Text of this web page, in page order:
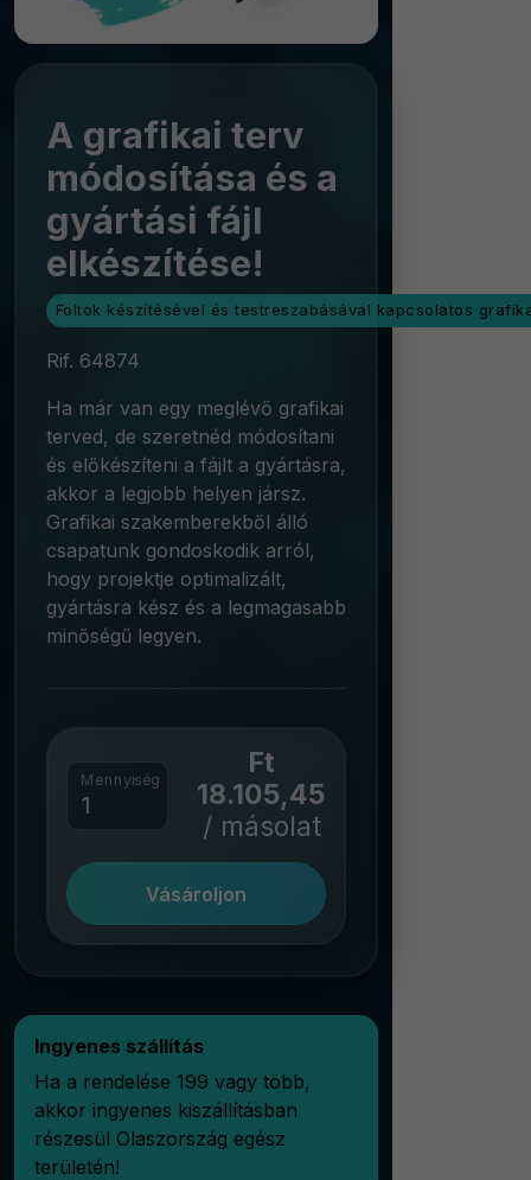
A grafikai terv
módosítása és a
gyártási fájl
elkészítése!
Foltok készítésével és testreszabásával kapcsolatos
Rif. 64874
Ha már van egy meglévő grafikai
terved, de szeretnéd módosítani
és előkészíteni a fájlt a gyártásra,
akkor a legjobb helyen jársz.
Grafikai szakemberekből álló
csapatunk gondoskodik arról,
hogy projektje optimalizált,
gyártásra kész és a legmagasabb
minőségű legyen.
Mennyiség
Ft
18.105,45
/ másolat
Vásároljon
Ingyenes szállítás
Ha a rendelése 199 vagy több,
akkor ingyenes kiszállításban
részesül Olaszország egész
területén!